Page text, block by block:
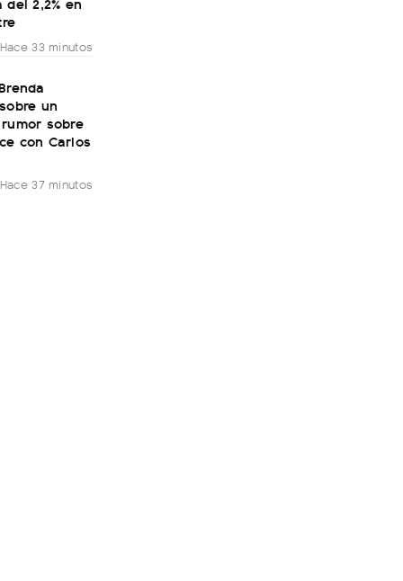
Hace 33 minutos
un
sobre
con Carlos
Hace 37 minutos